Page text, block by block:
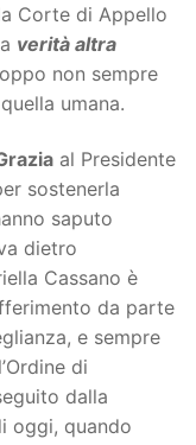
Corte di Appello
verità altra
non sempre
umana.
al Presidente
sostenerla
saputo
dietro
Cassano è
da parte
e sempre
di
dalla
oggi, quando